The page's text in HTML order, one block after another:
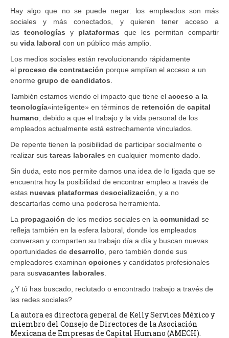
Hay algo que no se puede negar: los empleados son más
sociales y más conectados, y quieren tener acceso a
las tecnologías y plataformas que les permitan compartir
su vida laboral con un público más amplio.
Los medios sociales están revolucionando rápidamente
el proceso de contratación porque amplían el acceso a un
enorme grupo de candidatos
También estamos viendo el impacto que tiene el acceso a la
tecnología«inteligente» en términos de retención de capital
humano , debido a que el trabajo y la vida personal de los
empleados actualmente está estrechamente vinculados.
De repente tienen la posibilidad de participar socialmente o
realizar sus tareas laborales en cualquier momento dado.
Sin duda, esto nos permite darnos una idea de lo ligada que se
encuentra hoy la posibilidad de encontrar empleo a través de
estas nuevas plataformas desocialización , y a no
descartarlas como una poderosa herramienta.
La propagación de los medios sociales en la comunidad se
refleja también en la esfera laboral, donde los empleados
conversan y comparten su trabajo día a día y buscan nuevas
oportunidades de desarrollo , pero también donde sus
empleadores examinan opciones y candidatos profesionales
para susvacantes laborales
¿Y tú has buscado, reclutado o encontrado trabajo a través de
las redes sociales?
La autora es directora general de Kelly Services México y
miembro del Consejo de Directores de la Asociación
Mexicana de Empresas de Capital Humano (AMECH).